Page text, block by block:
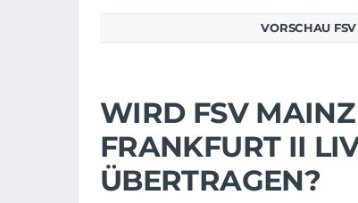
VORSCHAU
WIRD FSV
FRANKFURT II
ÜBERTRAGEN?